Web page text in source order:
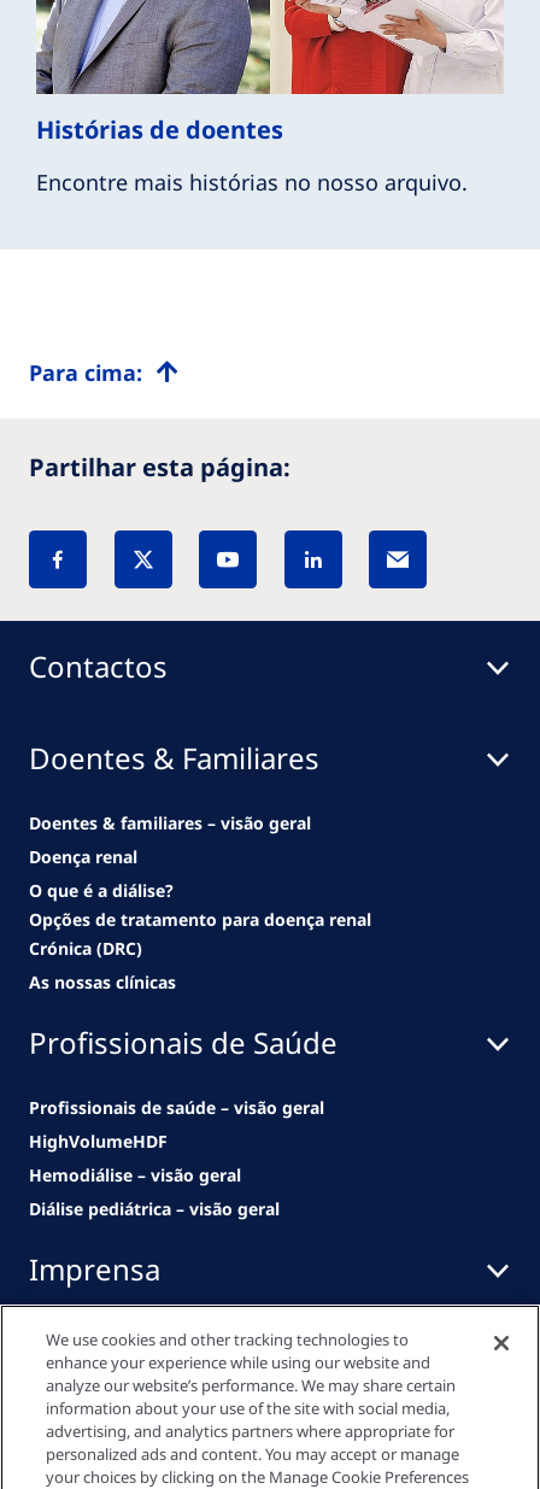
Histórias de doentes
Encontre mais histórias no nosso arquivo.
Para cima:
Partilhar esta página:
Doentes & Familiares
Doentes & familiares – visão geral
Doença renal
O que é a diálise?
Opções de tratamento para doença renal
Crónica (DRC)
As nossas clínicas
Profissionais de Saúde
Profissionais de saúde – visão geral
HighVolumeHDF
Hemodiálise – visão geral
Diálise pediátrica – visão geral
Imprensa
História
Um modelo bem-sucedido produzido em
série
Todas as Notícias & Eventos
Contactos
We use cookies and other tracking technologies to
enhance your experience while using our website and
analyze our website’s performance. We may share certain
information about your use of the site with social media,
advertising, and analytics partners where appropriate for
personalized ads and content. You may accept or manage
your choices by clicking on the Manage Cookie Preferences